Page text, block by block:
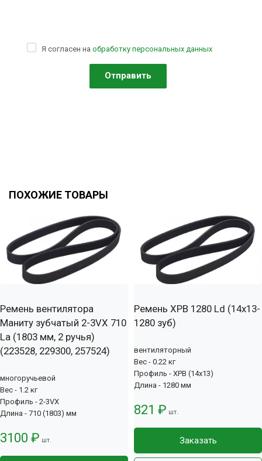
Я согласен на обработку персональных данных
ПОХОЖИЕ ТОВАРЫ
Ремень вентилятора
Маниту зубчатый 2-3VX 710
La (1803 мм, 2 ручья)
(223528, 229300, 257524)
многоручьевой
Вес - 1.2 кг
Профиль - 2-3VX
Длина - 710 (1803) мм
3100 ₽ шт.
Ремень XPB 1280 Ld (14х13-
1280 зуб)
вентиляторный
Вес - 0.22 кг
Профиль - XPB (14x13)
Длина - 1280 мм
821 ₽ шт.
Заказать